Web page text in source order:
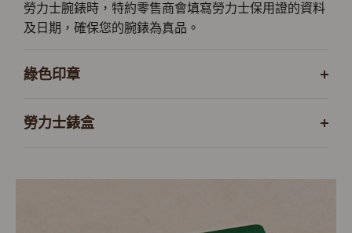
勞力士腕錶時，特約零售商會填寫勞力士保用證的資料
及日期，確保您的腕錶為真品。
綠色印章
勞力士錶盒